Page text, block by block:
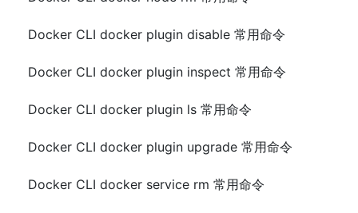
Docker CLI docker plugin disable 常用命令
Docker CLI docker plugin inspect 常用命令
Docker CLI docker plugin ls 常用命令
Docker CLI docker plugin upgrade 常用命令
Docker CLI docker service rm 常用命令